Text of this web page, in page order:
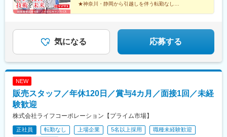
最大10万円まで補助！／入社に伴う転居が必要な場合は、費用を
られます♪制度の詳細についてはお気軽にご相談ください。
★神奈川・静岡から引越しを伴う転勤なし
気になる 応募する
NEW
販売スタッフ／年休120日／賞与4カ月／面接1回／未経
験歓迎
株式会社ライフコーポレーション【プライム市場】
正社員 転勤なし 上場企業 5名以上採用
職種未経験歓迎